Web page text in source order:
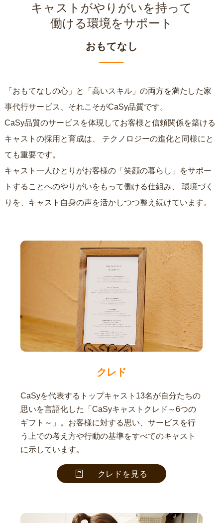
キャストがやりがいを持って
働ける環境をサポート
おもてなし
「おもてなしの心」と「高いスキル」の両方を満たした家
事代行サービス、それこそがCaSy品質です。
CaSy品質のサービスを体現してお客様と信頼関係を築ける
キャストの採用と育成は、
ても重要です。
キャスト一人ひとりがお客様の「笑顔の暮らし」をサポー
トすることへのやりがいをもって働ける仕組み、
りを、キャスト自身の声を活かしつつ整え続けています。
クレド
CaSyを代表するトップキャスト13名が自分たちの
思いを言語化した「CaSyキャストクレド～6つの
ギフト～」。お客様に対する思い、サービスを行
う上での考え方や行動の基準をすべてのキャスト
に示しています。
クレドを見る